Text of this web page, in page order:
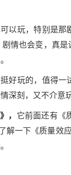
玩，特别是那
情也会变，真
好玩的，值得
刻，又不介意
， 它前面还有《
解一下《质量效